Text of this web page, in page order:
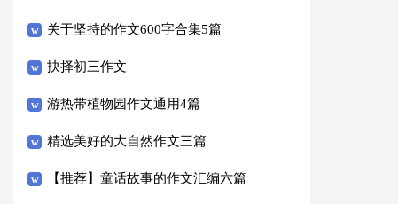
篇
关于坚持的作文600字合集5篇
抉择初三作文
游热带植物园作文通用4篇
精选美好的大自然作文三篇
【推荐】童话故事的作文汇编六篇